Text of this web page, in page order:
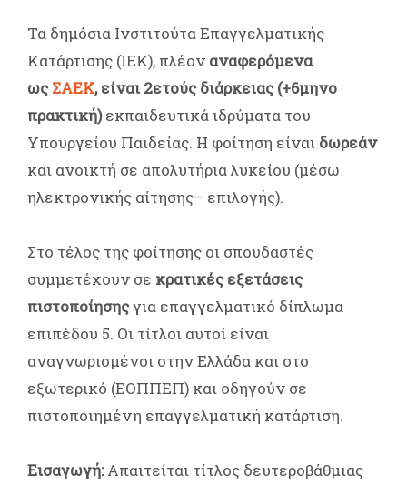
Τα δημόσια Ινστιτούτα Επαγγελματικής
Κατάρτισης (ΙΕΚ), πλέον αναφερόμενα
ωςΣΑΕΚ, είναι 2ετούς διάρκειας (+6μηνο
πρακτική)εκπαιδευτικά ιδρύματα του
Υπουργείου Παιδείας. Η φοίτηση είναι δωρεάν
και ανοικτή σε απολυτήρια λυκείου (μέσω
ηλεκτρονικής αίτησης– επιλογής).
Στο τέλος της φοίτησης οι σπουδαστές
συμμετέχουν σε κρατικές εξετάσεις
πιστοποίησηςγια επαγγελματικό δίπλωμα
επιπέδου 5. Οι τίτλοι αυτοί είναι
αναγνωρισμένοι στην Ελλάδα και στο
εξωτερικό (ΕΟΠΠΕΠ) και οδηγούν σε
πιστοποιημένη επαγγελματική κατάρτιση.
Εισαγωγή:Απαιτείται τίτλος δευτεροβάθμιας